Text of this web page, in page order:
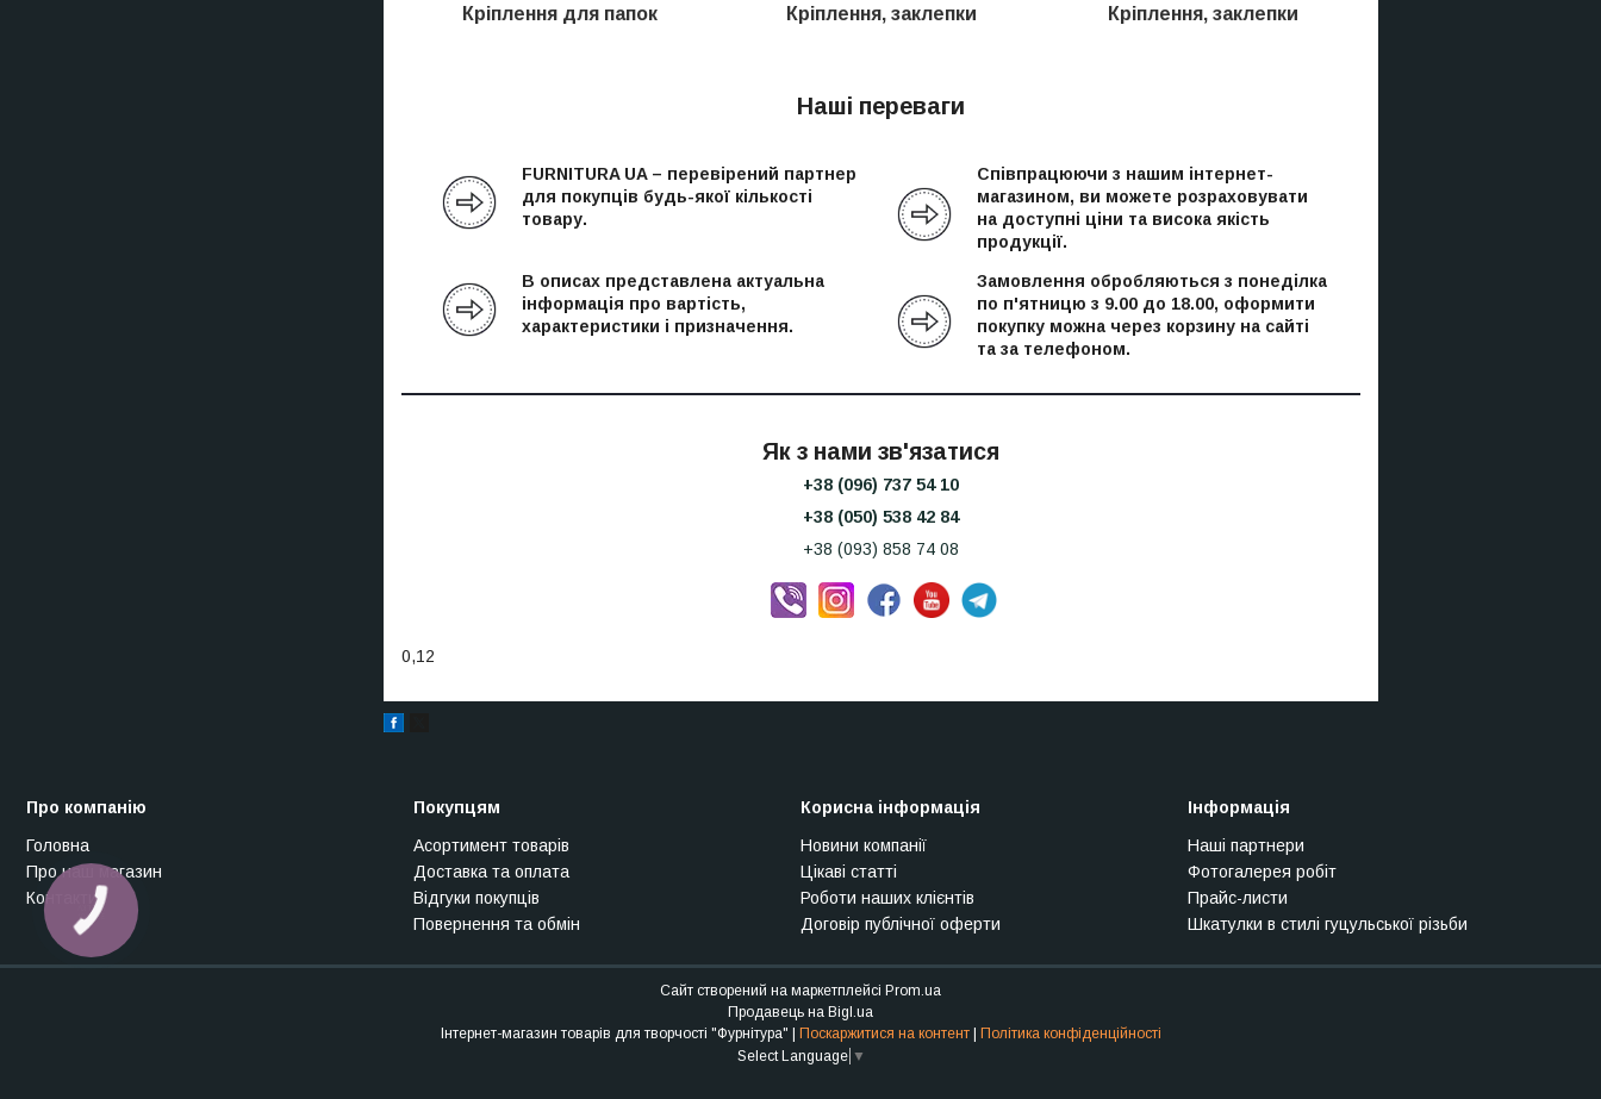
Кріплення для папок Кріплення, заклепки Кріплення, заклепки
Наші переваги
FURNITURA UA – перевірений партнер
для покупців будь-якої кількості
товару.
Співпрацюючи з нашим інтернет-
магазином, ви можете розраховувати
на доступні ціни та висока якість
продукції.
В описах представлена актуальна
інформація про вартість,
характеристики і призначення.
Замовлення обробляються з понеділка
по п'ятницю з 9.00 до 18.00, оформити
покупку можна через корзину на сайті
та за телефоном.
Як з нами зв'язатися
+38 (096) 737 54 10
+38 (050) 538 42 84
+38 (093) 858 74 08
0,12
Про компанію
Головна
Про наш магазин
Контакти
Покупцям
Асортимент товарів
Доставка та оплата
Відгуки покупців
Повернення та обмін
Корисна інформація
Новини компанії
Цікаві статті
Роботи наших клієнтів
Договір публічної оферти
Інформація
Наші партнери
Фотогалерея робіт
Прайс-листи
Шкатулки в стилі гуцульської різьби
Сайт створений на маркетплейсі Prom.ua
Продавець на Bigl.ua
Інтернет-магазин товарів для творчості "Фурнітура" | Поскаржитися на контент | Політика конфіденційності
Select Language ▼